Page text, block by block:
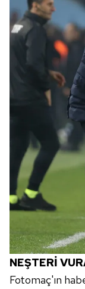
NEŞTERİ
Fotomaç'ın